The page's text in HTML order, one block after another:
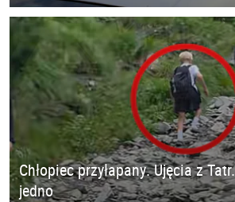
Chłopiec przyłapany. Ujęcia z
jedno